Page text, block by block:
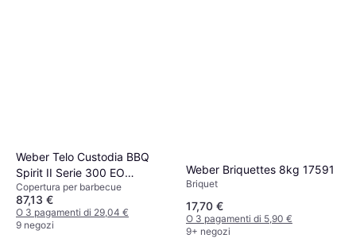
Weber Telo Custodia BBQ
Spirit II Serie 300 EO
210/220 3 Bruciatori
Copertura per barbecue
87,13 €
O 3 pagamenti di 29,04 €
9 negozi
Weber Briquettes 8kg 17591
Briquet
17,70 €
O 3 pagamenti di 5,90 €
9+ negozi